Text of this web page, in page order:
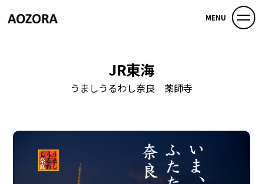
MENU
JR東海
うましうるわし奈良 薬師寺